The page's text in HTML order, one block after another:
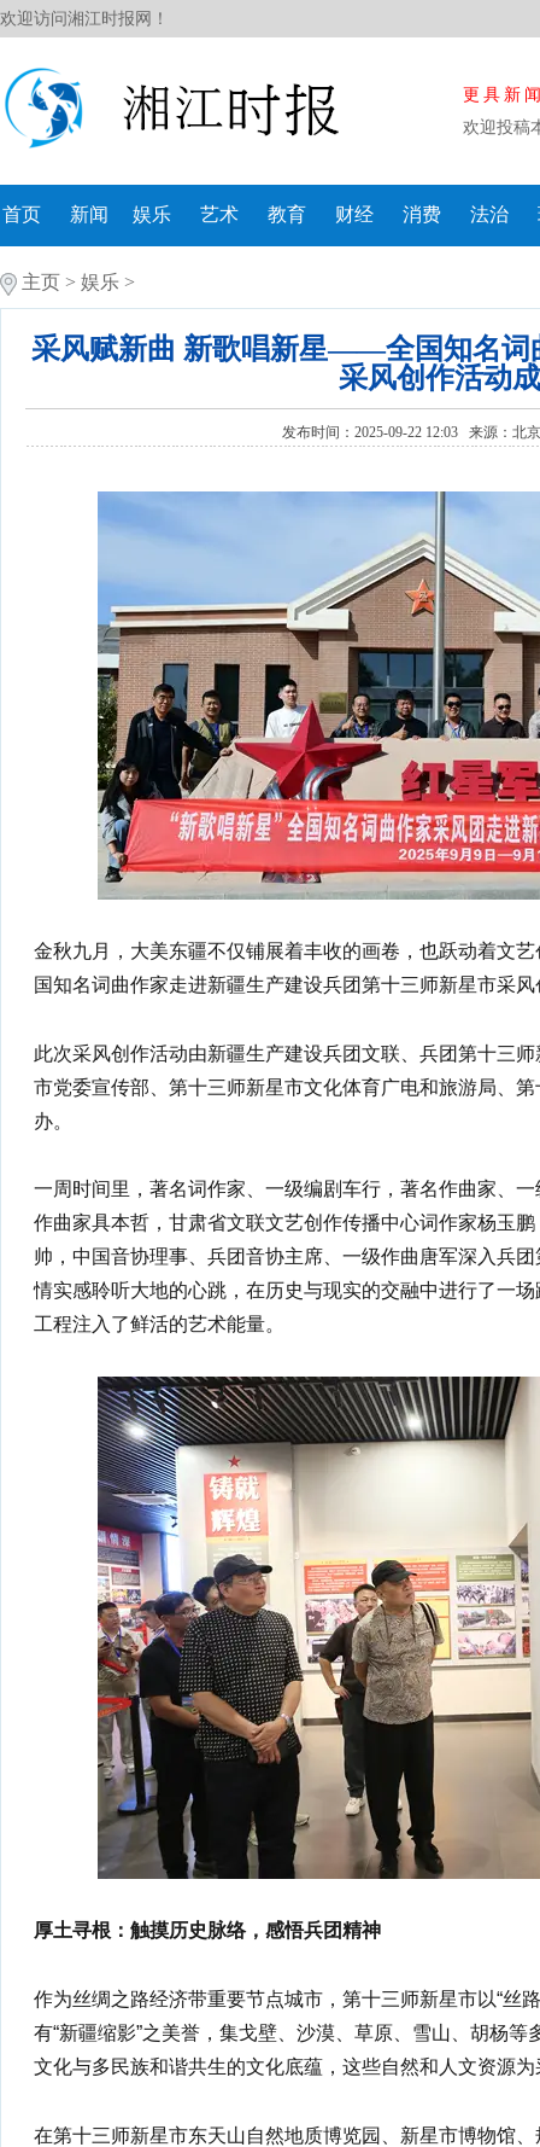
欢迎访问湘江时报网！
更具新
欢迎投稿
首页 新闻 娱乐 艺术 教育 财经 消费 法治
主页 > 娱乐 >
采风赋新曲 新歌唱新星——全国知名词
采风创作活动
发布时间：2025-09-22 12:03 来源： 北
金秋九月，大美东疆不仅铺展着丰收的画卷，也跃动着文
国知名词曲作家走进新疆生产建设兵团第十三师新星市采
此次采风创作活动由新疆生产建设兵团文联、兵团第十三
市党委宣传部、第十三师新星市文化体育广电和旅游局、
办。
一周时间里，著名词作家、一级编剧车行，著名作曲家、
作曲家具本哲，甘肃省文联文艺创作传播中心词作家杨玉
帅，中国音协理事、兵团音协主席、一级作曲唐军深入兵
情实感聆听大地的心跳，在历史与现实的交融中进行了一
工程注入了鲜活的艺术能量。
厚土寻根：触摸历史脉络，感悟兵团精神
作为丝绸之路经济带重要节点城市，第十三师新星市以“丝
有“新疆缩影”之美誉，集戈壁、沙漠、草原、雪山、胡杨
文化与多民族和谐共生的文化底蕴，这些自然和人文资源
在第十三师新星市东天山自然地质博览园、新星市博物馆